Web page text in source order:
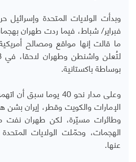
فبراير/ شباط، فيما ردت طهران
ما قالت إنها مواقع ومصالح
بوساطة باكستانية.
وعلى مدار نحو 40 يوما
الإمارات والكويت وقطر، إيران
وطائرات مسيّرة، لكن طهران
الهجمات، وحمّلت الولايات
عنها.